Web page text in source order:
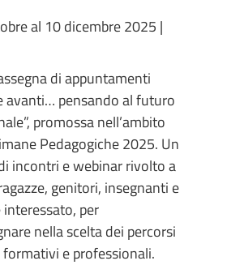
al 10 dicembre 2025 |
di appuntamenti
avanti… pensando al futuro
promossa nell’ambito
Pedagogiche 2025. Un
incontri e webinar rivolto a
genitori, insegnanti e
per
nella scelta dei percorsi
e professionali.